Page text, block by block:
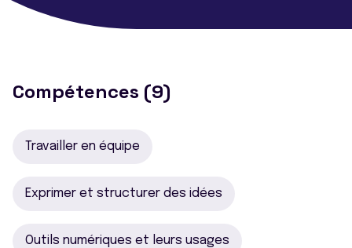
Compétences (9)
Travailler en équipe
Exprimer et structurer des idées
Outils numériques et leurs usages